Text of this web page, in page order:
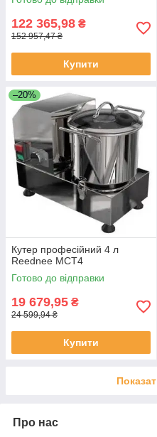
122 365,98 ₴
152 957,47 ₴
Купити
–20%
Кутер професійний 4 л
Reednee MCT4
Готово до відправки
19 679,95 ₴
24 599,94 ₴
Купити
Про нас